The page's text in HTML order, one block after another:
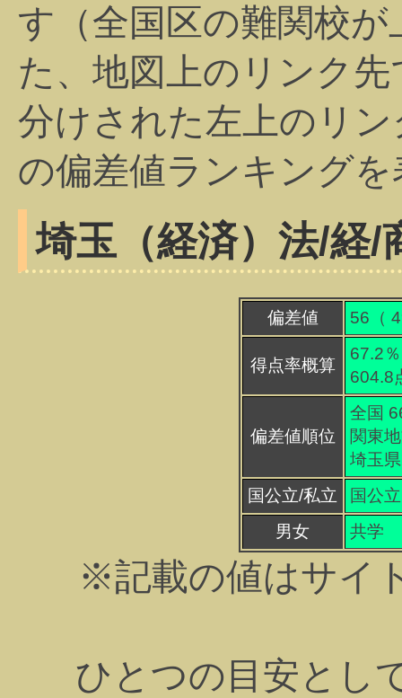
す（全国区の難関校
た、地図上のリンク
分けされた左上のリ
の偏差値ランキング
埼玉（経済） 法/経/
偏差値 56（ 4
得点率概算
67.2％
604.8
偏差値順位
全国
関東
埼玉
国公立/私立
国公立
男女
共学
※記載の値はサイ
ひとつの目安とし